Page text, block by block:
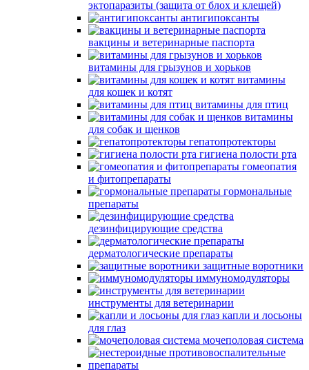
эктопаразиты (защита от блох и клещей)
антигипоксанты
вакцины и ветеринарные паспорта
витамины для грызунов и хорьков
витамины
для кошек и котят
витамины для птиц
витамины
для собак и щенков
гепатопротекторы
гигиена полости рта
гомеопатия
и фитопрепараты
гормональные
препараты
дезинфицирующие средства
дерматологические препараты
защитные воротники
иммуномодуляторы
инструменты для ветеринарии
капли и лосьоны
для глаз
мочеполовая система